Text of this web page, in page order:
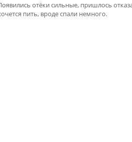
отёки сильные, пришлось
пить, вроде спали немного.